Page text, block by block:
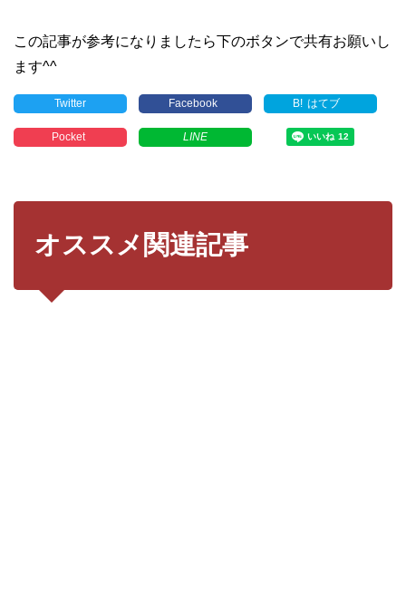
この記事が参考になりましたら下のボタンで共有お願いし
ます^^
Twitter Facebook B! はてブ
Pocket LINE
オススメ関連記事